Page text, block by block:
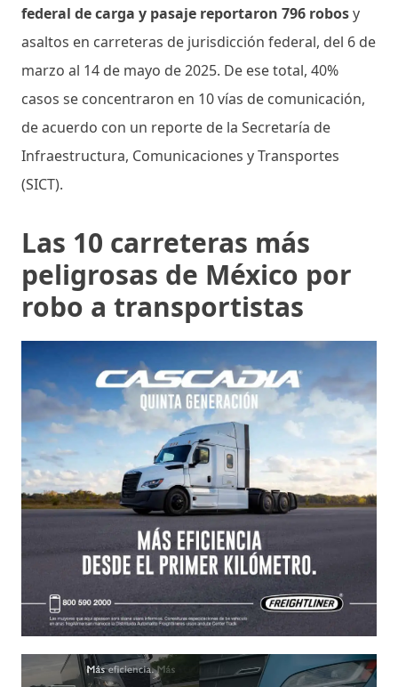
federal de carga y pasaje reportaron 796 robosy
asaltos en carreteras de jurisdicción federal, del 6 de
marzo al 14 de mayo de 2025. De ese total, 40%
casos se concentraron en 10 vías de comunicación,
de acuerdo con un reporte de la Secretaría de
Infraestructura, Comunicaciones y Transportes
(SICT).
Las 10 carreteras más
peligrosas de México por
robo a transportistas